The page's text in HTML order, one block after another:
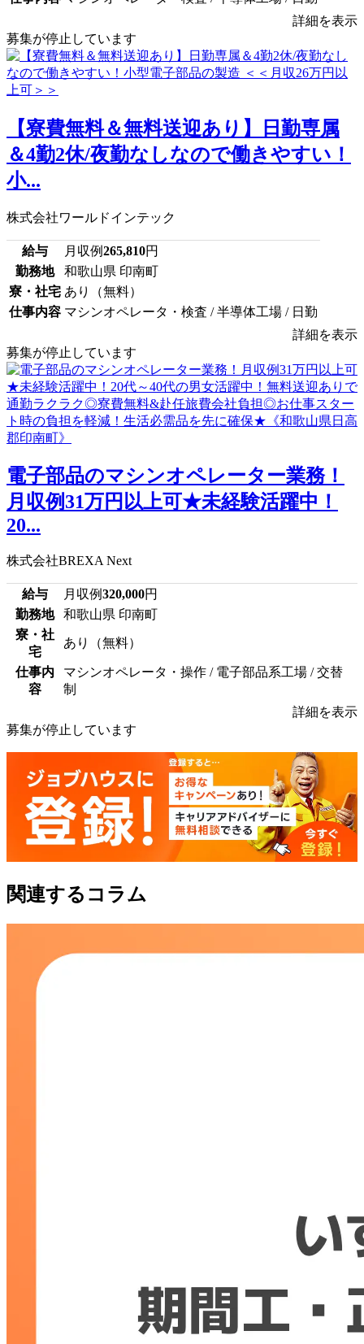
詳細を表示
募集が停止しています
【寮費無料＆無料送迎あり】日勤専属
＆4勤2休/夜勤なしなので働きやすい！
小...
株式会社ワールドインテック
給与 月収例265,810円
勤務地
和歌山県 印南町
寮・社宅 あり（無料）
仕事内容 マシンオペレータ・検査 / 半導体工場 / 日勤
詳細を表示
募集が停止しています
電子部品のマシンオペレーター業務！
月収例31万円以上可★未経験活躍中！
20...
株式会社BREXA Next
給与 月収例320,000円
勤務地
和歌山県 印南町
寮・社
宅
あり（無料）
仕事内
容
マシンオペレータ・操作 / 電子部品系工場 / 交替
制
詳細を表示
募集が停止しています
関連するコラム